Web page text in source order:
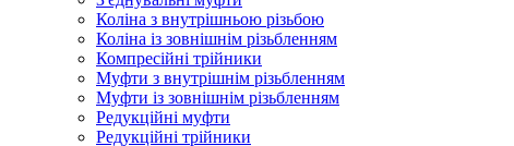
Коліна з внутрішньою різьбою
Коліна із зовнішнім різьбленням
Компресійні трійники
Муфти з внутрішнім різьбленням
Муфти із зовнішнім різьбленням
Редукційні муфти
Редукційні трійники